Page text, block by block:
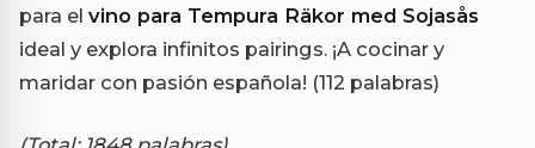
para el vino para Tempura Räkor med Sojasås
ideal y explora infinitos pairings. ¡A cocinar y
maridar con pasión española! (112 palabras)